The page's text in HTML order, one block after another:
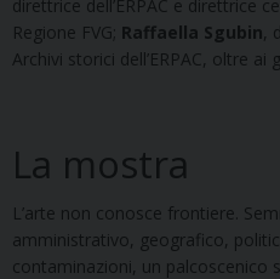
direttrice dell’ERPAC e direttrice
Regione FVG; Raffaella Sgubin
Archivi storici dell’ERPAC, oltre ai
La mostra
L’arte non conosce frontiere.
amministrativo, geografico,
contaminazioni, un palcoscenico